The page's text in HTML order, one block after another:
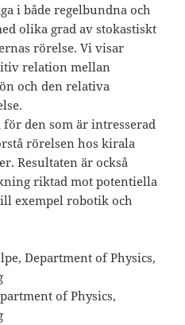
i både regelbundna och
olika grad av stokastiskt
rörelse. Vi visar
relation mellan
och den relativa
den som är intresserad
rörelsen hos kirala
Resultaten är också
riktad mot potentiella
exempel robotik och
Department of Physics,
of Physics,